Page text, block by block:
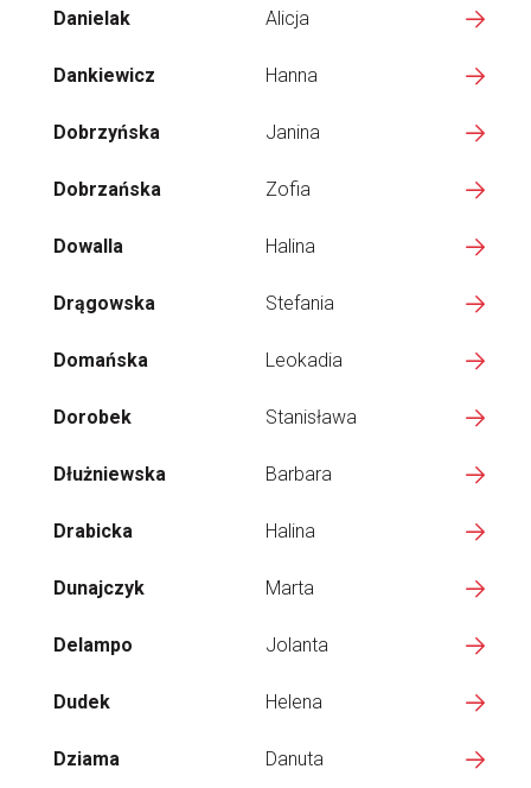
Danielak Alicja
Dankiewicz Hanna
Dobrzyńska Janina
Dobrzańska Zofia
Dowalla Halina
Drągowska Stefania
Domańska Leokadia
Dorobek Stanisława
Dłużniewska Barbara
Drabicka Halina
Dunajczyk Marta
Delampo Jolanta
Dudek Helena
Dziama Danuta